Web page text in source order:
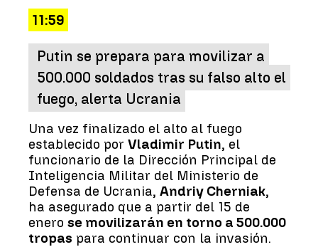
11:59
Putin se prepara para movilizar a
500.000 soldados tras su falso alto el
fuego, alerta Ucrania
Una vez finalizado el alto al fuego
establecido por Vladimir Putin, el
funcionario de la Dirección Principal de
Inteligencia Militar del Ministerio de
Defensa de Ucrania, Andriy Cherniak,
ha asegurado que a partir del 15 de
enero se movilizarán en torno a 500.000
tropas para continuar con la invasión.